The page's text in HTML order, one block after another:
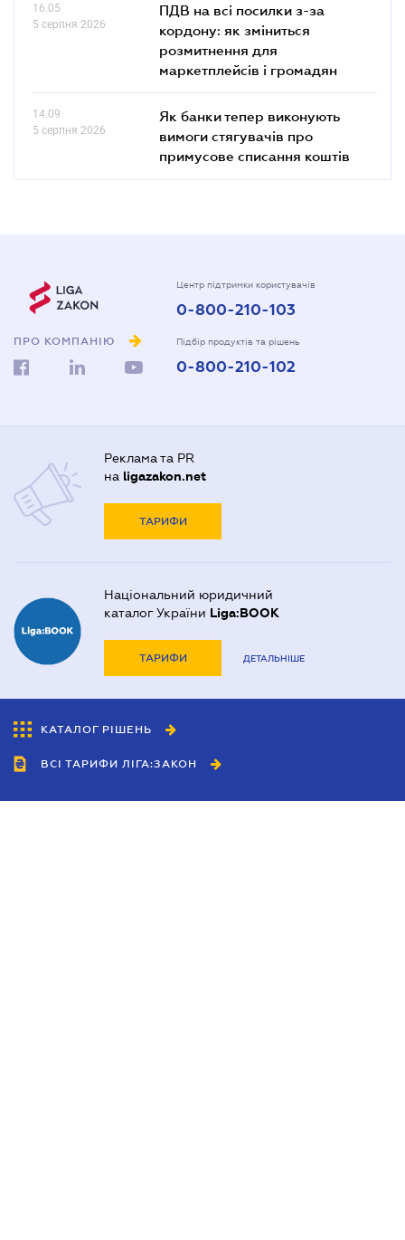
16.05
5 серпня 2026
ПДВ на всі посилки з-за
кордону: як зміниться
розмитнення для
маркетплейсів і громадян
14.09
5 серпня 2026
Як банки тепер виконують
вимоги стягувачів про
примусове списання коштів
ПРО КОМПАНІЮ
Центр підтримки користувачів
0-800-210-103
Підбір продуктів та рішень
0-800-210-102
Реклама та PR
на ligazakon.net
ТАРИФИ
Національний юридичний
каталог України Liga:BOOK
ТАРИФИ ДЕТАЛЬНІШЕ
КАТАЛОГ РІШЕНЬ
ВСІ ТАРИФИ ЛІГА:ЗАКОН